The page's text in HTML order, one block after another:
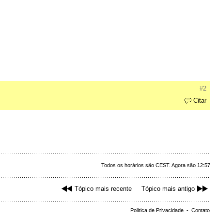
#2
Citar
Todos os horários são CEST. Agora são 12:57
Tópico mais recente Tópico mais antigo
Política de Privacidade - Contato